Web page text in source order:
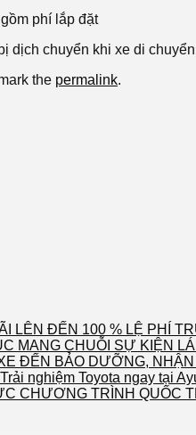
phí lắp đặt
dịch chuyển khi xe di
the permalink.
LÊN ĐẾN 100 % LỆ PHÍ
MANG CHUỖI SỰ KIỆN
ĐẾN BẢO DƯỠNG,
nghiệm Toyota ngay tại
CHƯƠNG TRÌNH QUỐC